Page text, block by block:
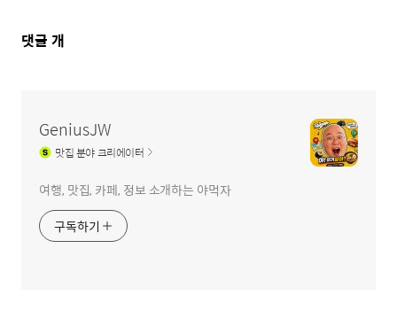
댓
댓글 개
GeniusJW
맛집분야 크리에이터
여행, 맛집, 카페, 정보 소개하는 야먹자
구독하기